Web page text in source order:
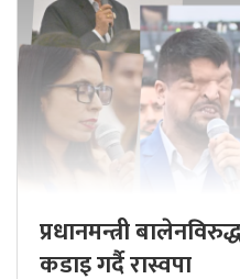
प्रधानमन्त्री
कडाइ गर्दै रास्वपा